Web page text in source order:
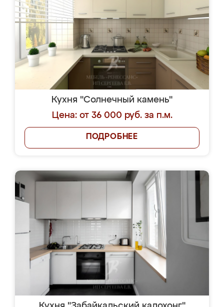
Кухня "Солнечный камень"
Цена: от 36 000 руб. за п.м.
ПОДРОБНЕЕ